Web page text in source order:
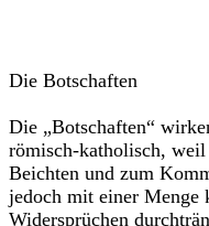
Die Botschaften
Die „Botschaften“
römisch-katholisch, weil
Beichten und zum
jedoch mit einer Menge
Widersprüchen